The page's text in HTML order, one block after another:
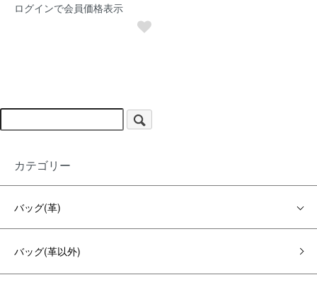
ログインで会員価格表示
カテゴリー
バッグ(革)
バッグ(革以外)